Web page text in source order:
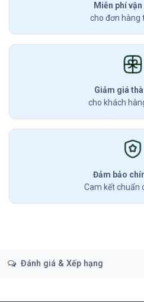
Miễn phí
cho đơn hàng
Giảm giá
cho khách
Đảm bảo
Cam kết chuẩn
Đánh giá & Xếp hạng